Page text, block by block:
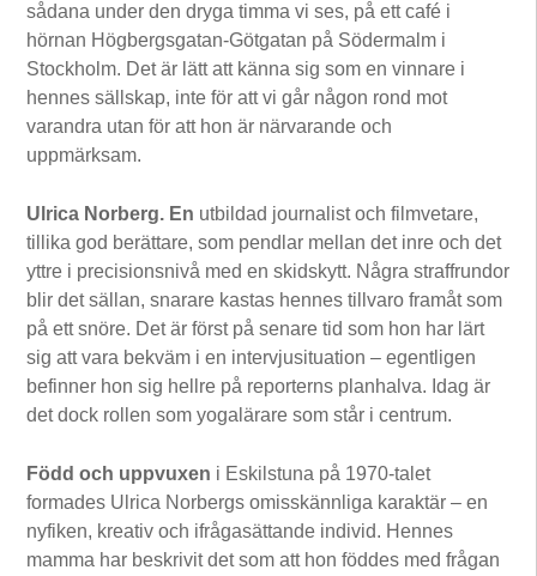
sådana under den dryga timma vi ses, på ett café i
hörnan Högbergsgatan-Götgatan på Södermalm i
Stockholm. Det är lätt att känna sig som en vinnare i
hennes sällskap, inte för att vi går någon rond mot
varandra utan för att hon är närvarande och
uppmärksam.
Ulrica Norberg. En utbildad journalist och filmvetare,
tillika god berättare, som pendlar mellan det inre och det
yttre i precisionsnivå med en skidskytt. Några straffrundor
blir det sällan, snarare kastas hennes tillvaro framåt som
på ett snöre. Det är först på senare tid som hon har lärt
sig att vara bekväm i en intervjusituation – egentligen
befinner hon sig hellre på reporterns planhalva. Idag är
det dock rollen som yogalärare som står i centrum.
Född och uppvuxen i Eskilstuna på 1970-talet
formades Ulrica Norbergs omisskännliga karaktär – en
nyfiken, kreativ och ifrågasättande individ. Hennes
mamma har beskrivit det som att hon föddes med frågan